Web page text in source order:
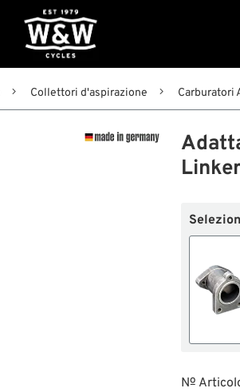
Collettori d'aspirazione Carburatori
№